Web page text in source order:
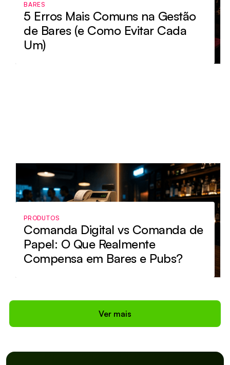
BARES
5 Erros Mais Comuns na Gestão
de Bares (e Como Evitar Cada
Um)
PRODUTOS
Comanda Digital vs Comanda de
Papel: O Que Realmente
Compensa em Bares e Pubs?
Ver mais